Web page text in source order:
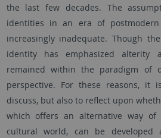
the last few decades. The
identities in an era of
increasingly inadequate. Though
identity has emphasized alterity
remained within the paradigm of
perspective. For these reasons, it
discuss, but also to reflect upon
which offers an alternative way of
cultural world, can be developed